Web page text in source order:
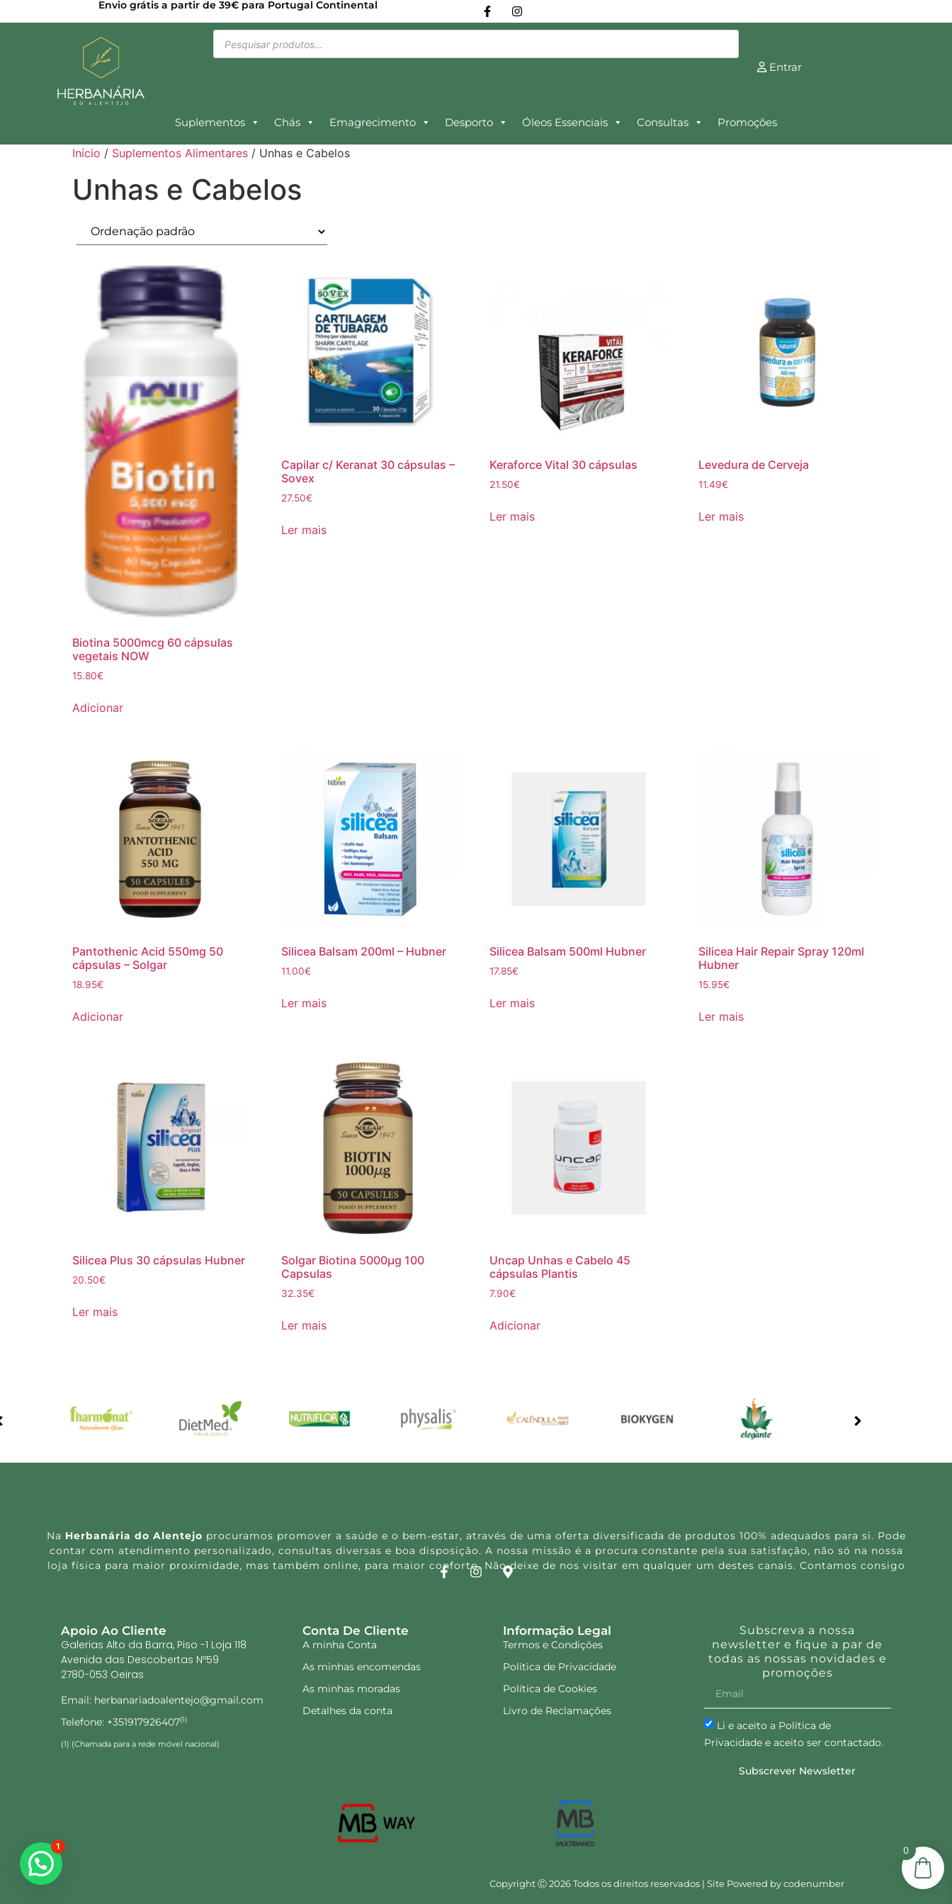
Envio grátis a partir de 39€ para Portugal Continental
Entrar
Suplementos Chás Emagrecimento Desporto Óleos Essenciais Consultas Promoções
Início / Suplementos Alimentares / Unhas e Cabelos
Unhas e Cabelos
Biotina 5000mcg 60 cápsulas
vegetais NOW
15.80€
Adicionar
Capilar c/ Keranat 30 cápsulas –
Sovex
27.50€
Ler mais
Keraforce Vital 30 cápsulas
21.50€
Ler mais
Levedura de Cerveja
11.49€
Ler mais
Pantothenic Acid 550mg 50
cápsulas – Solgar
18.95€
Adicionar
Silicea Balsam 200ml – Hubner
11.00€
Ler mais
Silicea Balsam 500ml Hubner
17.85€
Ler mais
Silicea Hair Repair Spray 120ml
Hubner
15.95€
Ler mais
Silicea Plus 30 cápsulas Hubner
20.50€
Ler mais
Solgar Biotina 5000µg 100
Capsulas
32.35€
Ler mais
Uncap Unhas e Cabelo 45
cápsulas Plantis
7.90€
Adicionar
Na Herbanária do Alentejo procuramos promover a saúde e o bem-estar, através de uma oferta diversificada de produtos 100% adequados para si. Pode
contar com atendimento personalizado, consultas diversas e boa disposição. A nossa missão é a procura constante pela sua satisfação, não só na nossa
loja física para maior proximidade, mas também online, para maior conforto. Não deixe de nos visitar em qualquer um destes canais. Contamos consigo
Apoio Ao Cliente
Galerias Alto da Barra, Piso -1 Loja 118
Avenida das Descobertas Nº59
2780-053 Oeiras
Email: herbanariadoalentejo@gmail.com
Telefone: +351917926407(1)
(1) (Chamada para a rede móvel nacional)
Conta De Cliente
A minha Conta
As minhas encomendas
As minhas moradas
Detalhes da conta
Informação Legal
Termos e Condições
Política de Privacidade
Política de Cookies
Livro de Reclamações
Subscreva a nossa
newsletter e fique a par de
todas as nossas novidades e
promoções
Li e aceito a Política de
Privacidade e aceito ser contactado.
Subscrever Newsletter
Copyright Ⓒ 2026 Todos os direitos reservados | Site Powered bycodenumber
0
1